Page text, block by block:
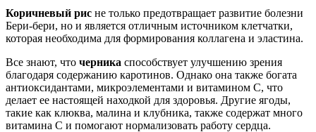
Коричневый рис не только предотвращает развитие болезни
Бери-бери, но и является отличным источником клетчатки,
которая необходима для формирования коллагена и эластина.
Все знают, что черника способствует улучшению зрения
благодаря содержанию каротинов. Однако она также богата
антиоксидантами, микроэлементами и витамином C, что
делает ее настоящей находкой для здоровья. Другие ягоды,
такие как клюква, малина и клубника, также содержат много
витамина C и помогают нормализовать работу сердца.